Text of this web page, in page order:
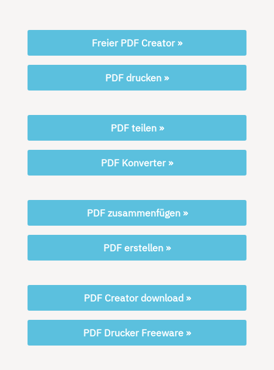
Freier PDF Creator »
PDF drucken »
PDF teilen »
PDF Konverter »
PDF zusammenfügen »
PDF erstellen »
PDF Creator download »
PDF Drucker Freeware »